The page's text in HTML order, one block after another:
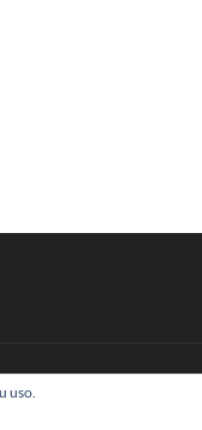
los derechos reservados
uso.